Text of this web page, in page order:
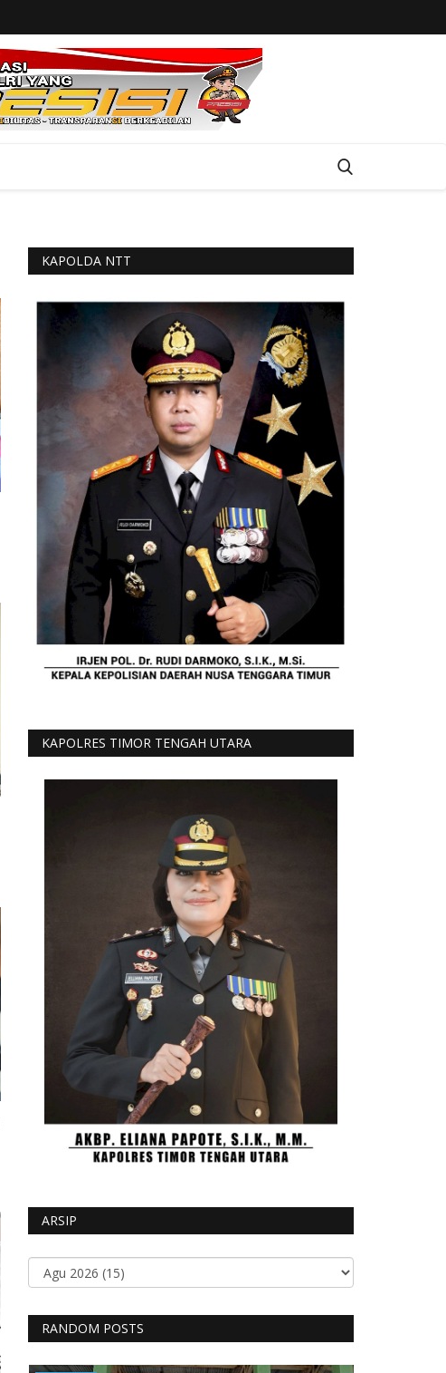
KAPOLDA NTT
KAPOLRES TIMOR TENGAH UTARA
ARSIP
RANDOM POSTS